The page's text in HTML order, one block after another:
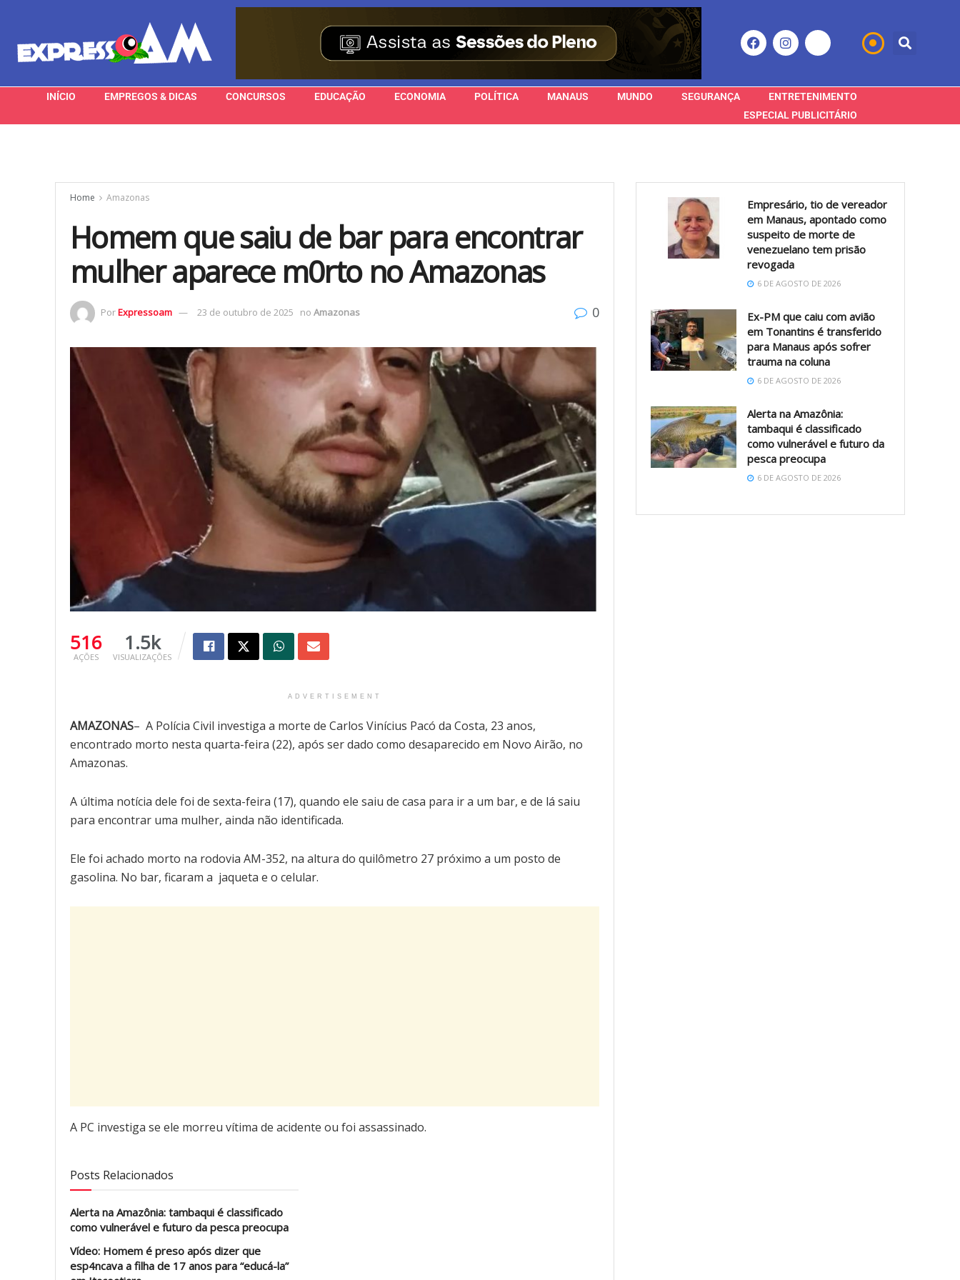
INÍCIO EMPREGOS & DICAS CONCURSOS EDUCAÇÃO ECONOMIA POLÍTICA MANAUS MUNDO SEGURANÇA
ENTRETENIMENTO
ESPECIAL PUBLICITÁRIO
Home Amazonas
Homem que saiu de bar para encontrar
mulher aparece m0rto no Amazonas
PorExpressoam 23 de outubro de 2025 no Amazonas 0
516
AÇÕES
1.5k
VISUALIZAÇÕES
ADVERTISEMENT
AMAZONAS– A Polícia Civil investiga a morte de Carlos Vinícius Pacó da Costa, 23 anos,
encontrado morto nesta quarta-feira (22), após ser dado como desaparecido em Novo Airão, no
Amazonas.
A última notícia dele foi de sexta-feira (17), quando ele saiu de casa para ir a um bar, e de lá saiu
para encontrar uma mulher, ainda não identificada.
Ele foi achado morto na rodovia AM-352, na altura do quilômetro 27 próximo a um posto de
gasolina. No bar, ficaram a jaqueta e o celular.
A PC investiga se ele morreu vítima de acidente ou foi assassinado.
Posts Relacionados
Alerta na Amazônia: tambaqui é classificado
como vulnerável e futuro da pesca preocupa
Vídeo: Homem é preso após dizer que
esp4ncava a filha de 17 anos para “educá-la”
Empresário, tio de vereador
em Manaus, apontado como
suspeito de morte de
venezuelano tem prisão
revogada
6 DE AGOSTO DE 2026
Ex-PM que caiu com avião
em Tonantins é transferido
para Manaus após sofrer
trauma na coluna
6 DE AGOSTO DE 2026
Alerta na Amazônia:
tambaqui é classificado
como vulnerável e futuro da
pesca preocupa
6 DE AGOSTO DE 2026